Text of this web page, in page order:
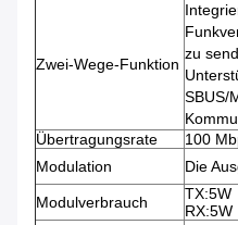
Zwei-Wege-Funktion
zu
SBUS/
Übertragungsrate
100
Modulation
Die
Modulverbrauch
TX:5W
RX:5W